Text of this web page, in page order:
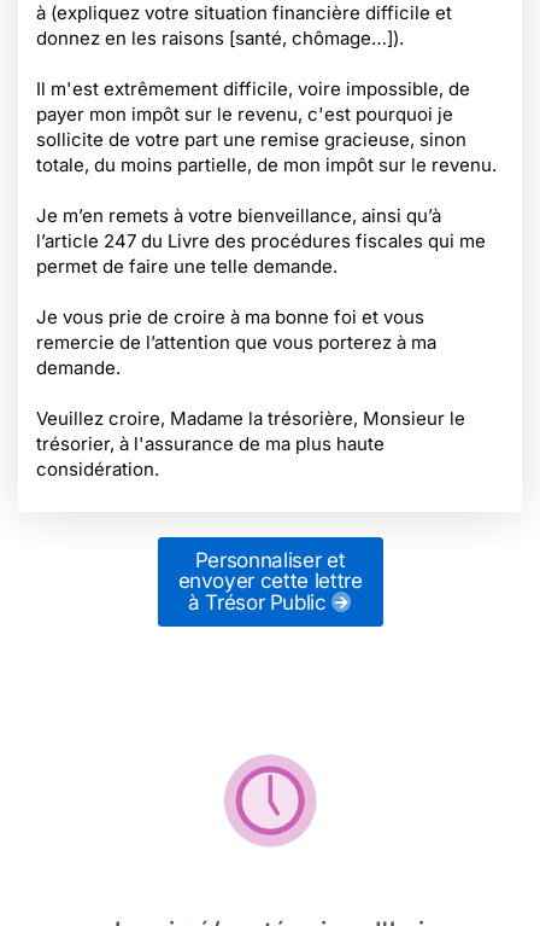
à (expliquez votre situation financière difficile et
donnez en les raisons [santé, chômage…]).
Il m'est extrêmement difficile, voire impossible, de
payer mon impôt sur le revenu, c'est pourquoi je
sollicite de votre part une remise gracieuse, sinon
totale, du moins partielle, de mon impôt sur le revenu.
Je m’en remets à votre bienveillance, ainsi qu’à
l’article 247 du Livre des procédures fiscales qui me
permet de faire une telle demande.
Je vous prie de croire à ma bonne foi et vous
remercie de l’attention que vous porterez à ma
demande.
Veuillez croire, Madame la trésorière, Monsieur le
trésorier, à l'assurance de ma plus haute
considération.
Personnaliser et
envoyer cette lettre
à Trésor Public